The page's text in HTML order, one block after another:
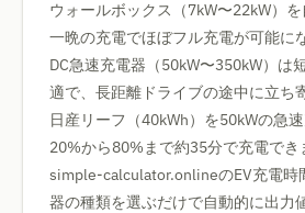
ウォールボックス（7kW〜22kW）を
一晩の充電でほぼフル充電が可能に
DC急速充電器（50kW〜350kW）は
適で、長距離ドライブの途中に立ち
日産リーフ（40kWh）を50kWの急速
20%から80%まで約35分で充電でき
simple-calculator.onlineのEV充電時
器の種類を選ぶだけで自動的に出力